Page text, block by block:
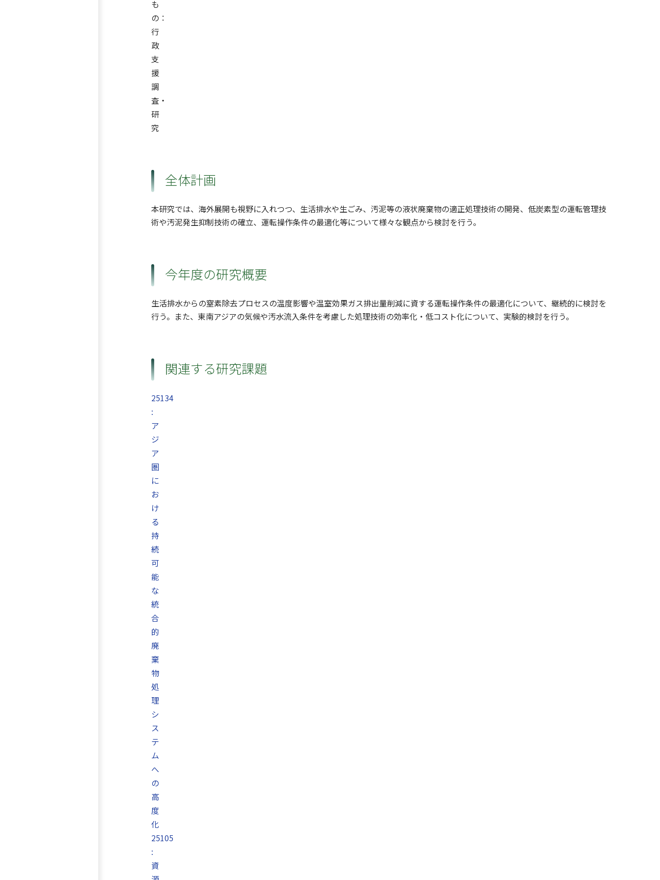
も
の：
行
政
支
援
調
査・
研
究
全体計画
本研究では、海外展開も視野に入れつつ、生活排水や生ごみ、汚泥等の液状廃棄物の適正処理技術の開発、低炭素型の運転管理技
術や汚泥発生抑制技術の確立、運転操作条件の最適化等について様々な観点から検討を行う。
今年度の研究概要
生活排水からの窒素除去プロセスの温度影響や温室効果ガス排出量削減に資する運転操作条件の最適化について、継続的に検討を
行う。また、東南アジアの気候や汚水流入条件を考慮した処理技術の効率化・低コスト化について、実験的検討を行う。
関連する研究課題
25134
:
ア
ジ
ア
圏
に
お
け
る
持
続
可
能
な
統
合
的
廃
棄
物
処
理
シ
ス
テ
ム
へ
の
高
度
化
25105
:
資